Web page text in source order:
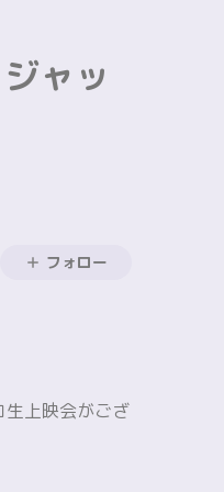
ャッ
フォロー
上映会がござ